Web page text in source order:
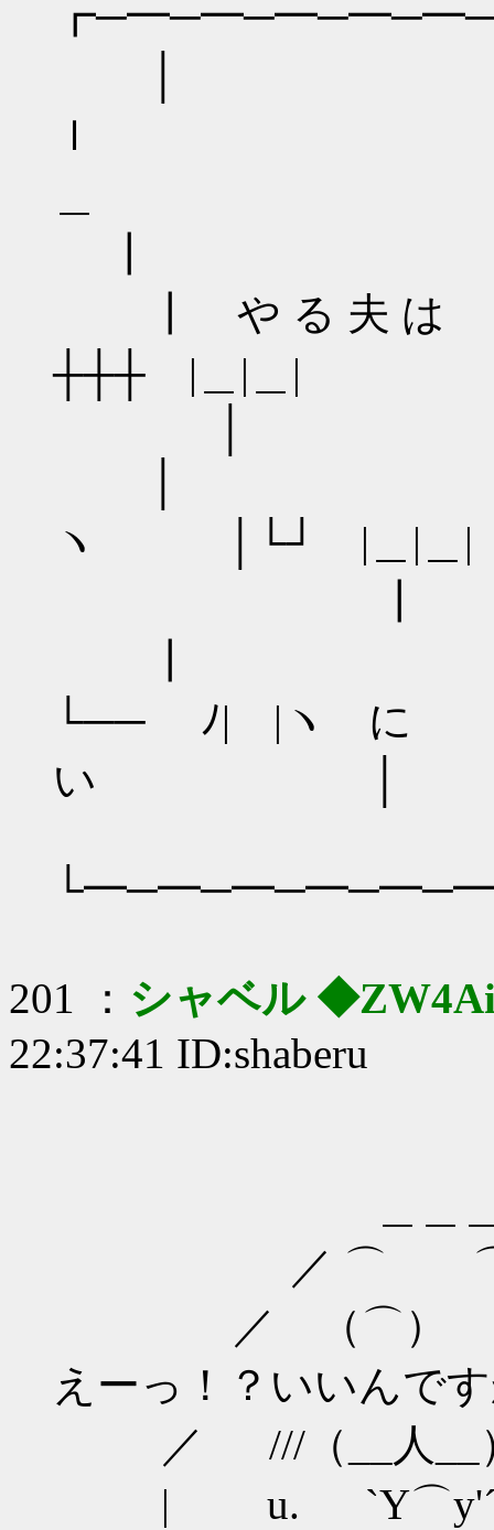
ｌ ＿
┃ や る 夫
┼┼┼ |
ヽ │└┘ |
└── ﾉ| |ヽ に /
い │
201 ： シャベル
22:37:41 ID:shaberu
／ ⌒ ⌒
／ （⌒）
えーっ！？いいんで
／ ///（__人__
| u.